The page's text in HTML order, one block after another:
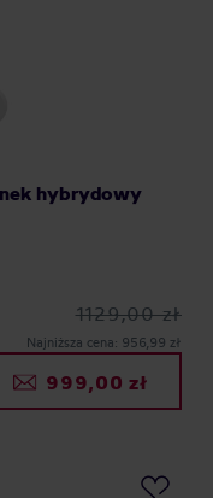
hybrydowy
1129,00 zł
Najniższa cena: 956,99 zł
999,00 zł